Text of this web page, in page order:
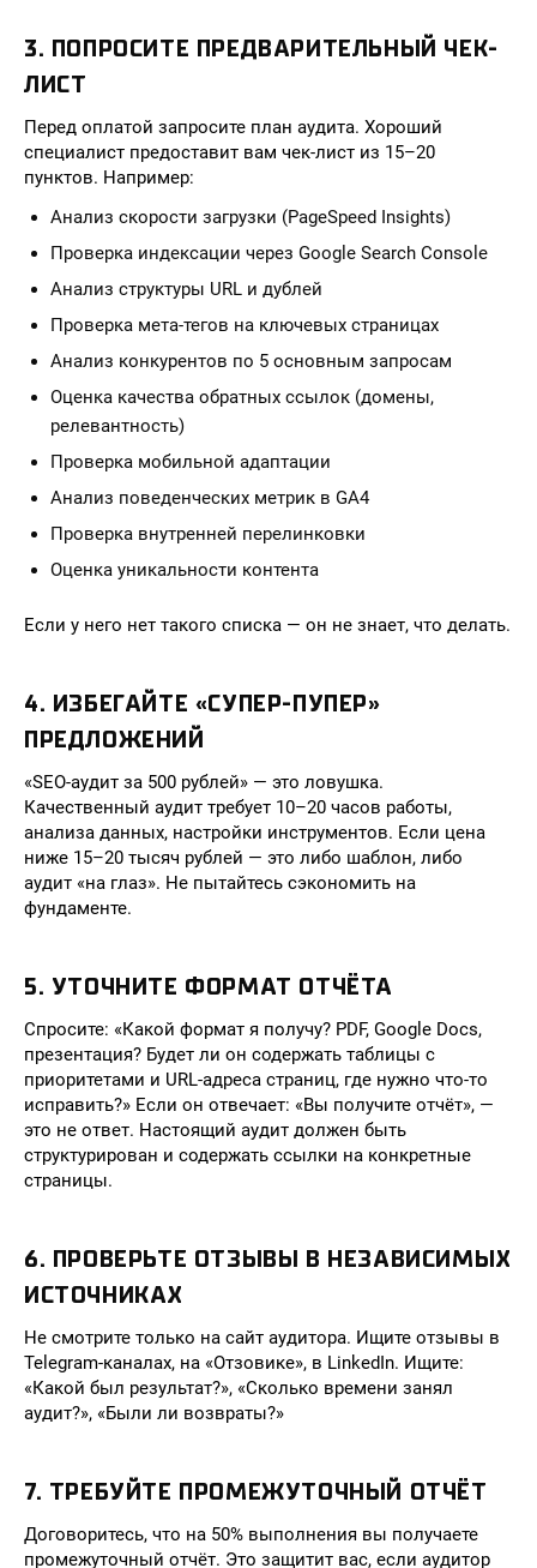
3. ПОПРОСИТЕ ПРЕДВАРИТЕЛЬНЫЙ ЧЕК-
ЛИСТ
Перед оплатой запросите план аудита. Хороший
специалист предоставит вам чек-лист из 15–20
пунктов. Например:
Анализ скорости загрузки (PageSpeed Insights)
Проверка индексации через Google Search Console
Анализ структуры URL и дублей
Проверка мета-тегов на ключевых страницах
Анализ конкурентов по 5 основным запросам
Оценка качества обратных ссылок (домены,
релевантность)
Проверка мобильной адаптации
Анализ поведенческих метрик в GA4
Проверка внутренней перелинковки
Оценка уникальности контента
Если у него нет такого списка — он не знает, что делать.
4. ИЗБЕГАЙТЕ «СУПЕР-ПУПЕР»
ПРЕДЛОЖЕНИЙ
«SEO-аудит за 500 рублей» — это ловушка.
Качественный аудит требует 10–20 часов работы,
анализа данных, настройки инструментов. Если цена
ниже 15–20 тысяч рублей — это либо шаблон, либо
аудит «на глаз». Не пытайтесь сэкономить на
фундаменте.
5. УТОЧНИТЕ ФОРМАТ ОТЧЁТА
Спросите: «Какой формат я получу? PDF, Google Docs,
презентация? Будет ли он содержать таблицы с
приоритетами и URL-адреса страниц, где нужно что-то
исправить?» Если он отвечает: «Вы получите отчёт», —
это не ответ. Настоящий аудит должен быть
структурирован и содержать ссылки на конкретные
страницы.
6. ПРОВЕРЬТЕ ОТЗЫВЫ В НЕЗАВИСИМЫХ
ИСТОЧНИКАХ
Не смотрите только на сайт аудитора. Ищите отзывы в
Telegram-каналах, на «Отзовике», в LinkedIn. Ищите:
«Какой был результат?», «Сколько времени занял
аудит?», «Были ли возвраты?»
7. ТРЕБУЙТЕ ПРОМЕЖУТОЧНЫЙ ОТЧЁТ
Договоритесь, что на 50% выполнения вы получаете
промежуточный отчёт. Это защитит вас, если аудитор